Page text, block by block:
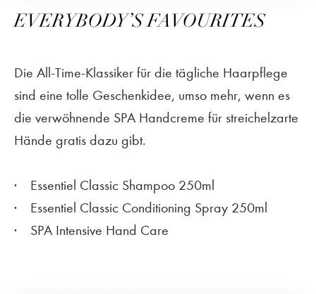
EVERYBODY’S FAVOURITES
Die All-Time-Klassiker für die tägliche Haarpflege
sind eine tolle Geschenkidee, umso mehr, wenn es
die verwöhnende SPA Handcreme für streichelzarte
Hände gratis dazu gibt.
Essentiel Classic Shampoo 250ml
Essentiel Classic Conditioning Spray 250ml
SPA Intensive Hand Care